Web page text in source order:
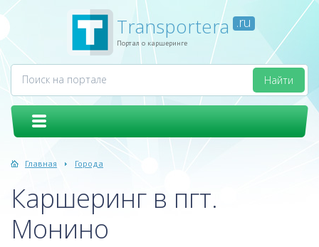
Transportera .ru
Портал о каршеринге
Главная Города
Каршеринг в пгт.
Монино